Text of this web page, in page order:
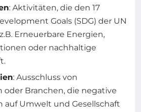
: Aktivitäten, die den 17
Goals (SDG) der UN
Erneuerbare Energien,
oder nachhaltige
: Ausschluss von
Branchen, die negative
auf Umwelt und Gesellschaft